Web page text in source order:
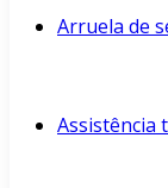
Arruela de
Assistência